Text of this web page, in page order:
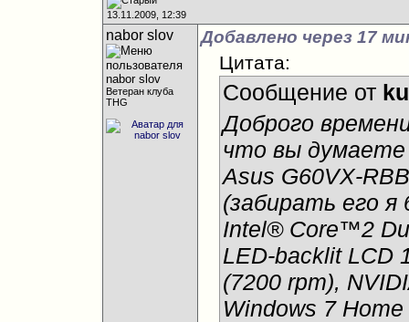
13.11.2009, 12:39
nabor slov
Ветеран клуба
THG
Добавлено через 17
Цитата:
Сообщение от
Доброго
что вы думаете
Asus G60VX-
(забирать его
Intel® Core™2
LED-backlit LCD
(7200 rpm),
Windows 7